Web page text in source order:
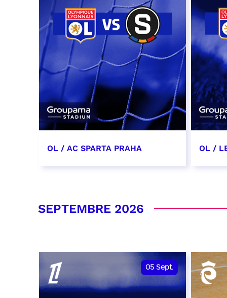
OL / AC SPARTA PRAHA OL /
SEPTEMBRE 2026
05 Sept.